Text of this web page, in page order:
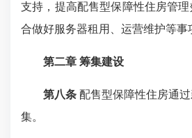
支持，提高配售型保障性住房管
合做好服务器租用、运营维护等事
第二章 筹集建设
第八条 配售型保障性住房通
集。